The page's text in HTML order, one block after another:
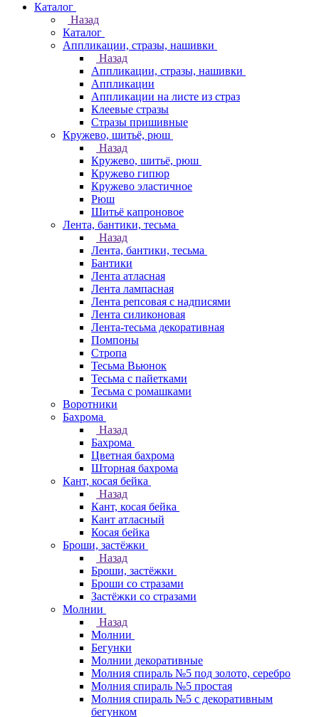
Каталог
Назад
Каталог
Аппликации, стразы, нашивки
Назад
Аппликации, стразы, нашивки
Аппликации
Аппликации на листе из страз
Клеевые стразы
Стразы пришивные
Кружево, шитьё, рюш
Назад
Кружево, шитьё, рюш
Кружево гипюр
Кружево эластичное
Рюш
Шитьё капроновое
Лента, бантики, тесьма
Назад
Лента, бантики, тесьма
Бантики
Лента атласная
Лента лампасная
Лента репсовая с надписями
Лента силиконовая
Лента-тесьма декоративная
Помпоны
Стропа
Тесьма Вьюнок
Тесьма с пайетками
Тесьма с ромашками
Воротники
Бахрома
Назад
Бахрома
Цветная бахрома
Шторная бахрома
Кант, косая бейка
Назад
Кант, косая бейка
Кант атласный
Косая бейка
Броши, застёжки
Назад
Броши, застёжки
Броши со стразами
Застёжки со стразами
Молнии
Назад
Молнии
Бегунки
Молнии декоративные
Молния спираль №5 под золото, серебро
Молния спираль №5 простая
Молния спираль №5 с декоративным
бегунком